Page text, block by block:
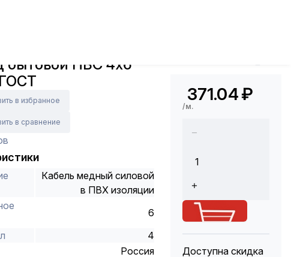
бытовой ПВС 4х6
в избранное
в сравнение
Кабель медный силовой
в ПВХ изоляции
6
4
Россия
371.04₽
/м.
Доступна скидка